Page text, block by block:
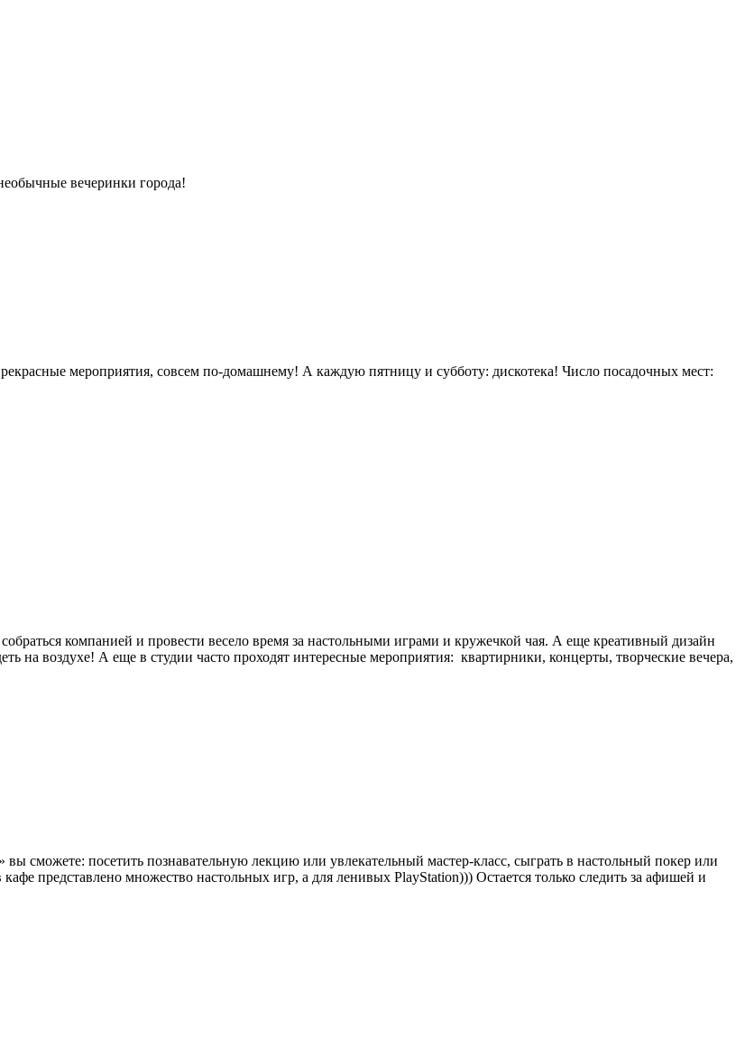
вечеринки города!
мероприятия, совсем по-домашнему! А каждую пятницу и субботу: дискотека! Число посадочных мест:
компанией и провести весело время за настольными играми и кружечкой чая. А еще креативный дизайн
на воздухе! А еще в студии часто проходят интересные мероприятия: квартирники, концерты, творческие вечера,
сможете: посетить познавательную лекцию или увлекательный мастер-класс, сыграть в настольный покер или
представлено множество настольных игр, а для ленивых PlayStation))) Остается только следить за афишей и